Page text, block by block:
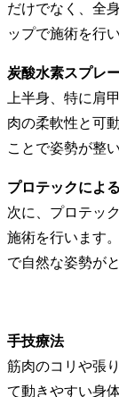
だけでなく、全
ップで施術を行い
炭酸水素スプレ
上半身、特に肩
肉の柔軟性と可
ことで姿勢が整
プロテックによ
次に、プロテッ
施術を行います
で自然な姿勢が
手技療法
筋肉のコリや張
て動きやすい身